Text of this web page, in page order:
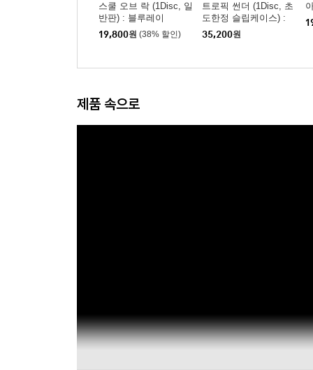
스쿨 오브 락 (1Disc, 일
반판) : 블루레이
19,800원 (38% 할인)
트로픽 썬더 (1Disc, 초
도한정 슬립케이스) :
블루레이
35,200원
제품 속으로